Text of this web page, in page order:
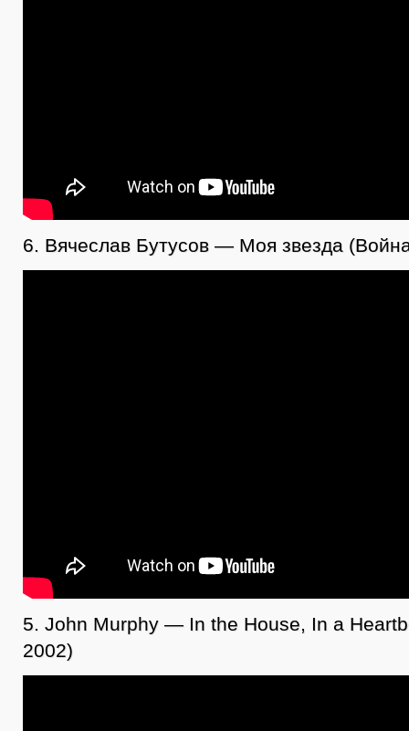
6. Вячеслав Бутусов — Моя звезда
5. John Murphy — In the House, In a
2002)